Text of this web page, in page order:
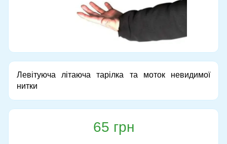
Левітуюча літаюча тарілка та моток невидимої
нитки
65 грн